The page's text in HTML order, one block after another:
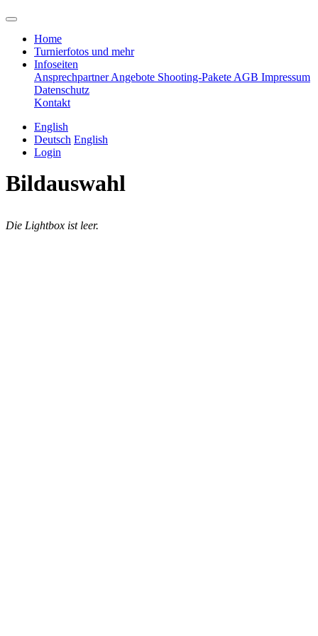
Home
Turnierfotos und mehr
Infoseiten
AnsprechpartnerAngebote Shooting-Pakete AGB Impressum
Datenschutz
Kontakt
English
Deutsch English
Login
Bildauswahl
Die Lightbox ist leer.